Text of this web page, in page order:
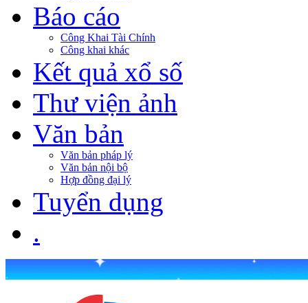
Báo cáo
Công Khai Tài Chính
Công khai khác
Kết quả xổ số
Thư viện ảnh
Văn bản
Văn bản pháp lý
Văn bản nội bộ
Hợp đồng đại lý
Tuyển dụng
.